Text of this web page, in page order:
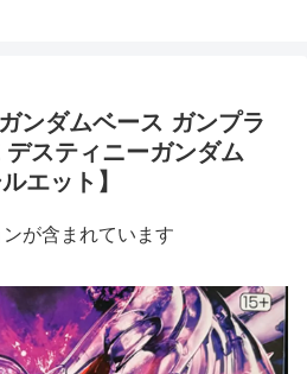
ンダムベース ガンプラ
スティニーガンダム
エット】
が含まれています